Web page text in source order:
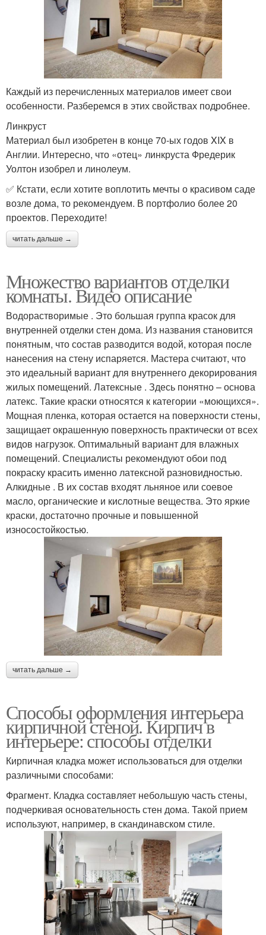
Каждый из перечисленных материалов имеет свои
особенности. Разберемся в этих свойствах подробнее.
Линкруст
Материал был изобретен в конце 70-ых годов XIX в
Англии. Интересно, что «отец» линкруста Фредерик
Уолтон изобрел и линолеум.
✅ Кстати, если хотите воплотить мечты о красивом саде
возле дома, то рекомендуем. В портфолио более 20
проектов. Переходите!
читать дальше →
Множество вариантов отделки
комнаты. Видео описание
Водорастворимые . Это большая группа красок для
внутренней отделки стен дома. Из названия становится
понятным, что состав разводится водой, которая после
нанесения на стену испаряется. Мастера считают, что
это идеальный вариант для внутреннего декорирования
жилых помещений. Латексные . Здесь понятно – основа
латекс. Такие краски относятся к категории «моющихся».
Мощная пленка, которая остается на поверхности стены,
защищает окрашенную поверхность практически от всех
видов нагрузок. Оптимальный вариант для влажных
помещений. Специалисты рекомендуют обои под
покраску красить именно латексной разновидностью.
Алкидные . В их состав входят льняное или соевое
масло, органические и кислотные вещества. Это яркие
краски, достаточно прочные и повышенной
износостойкостью.
читать дальше →
Способы оформления интерьера
кирпичной стеной. Кирпич в
интерьере: способы отделки
Кирпичная кладка может использоваться для отделки
различными способами:
Фрагмент. Кладка составляет небольшую часть стены,
подчеркивая основательность стен дома. Такой прием
используют, например, в скандинавском стиле.